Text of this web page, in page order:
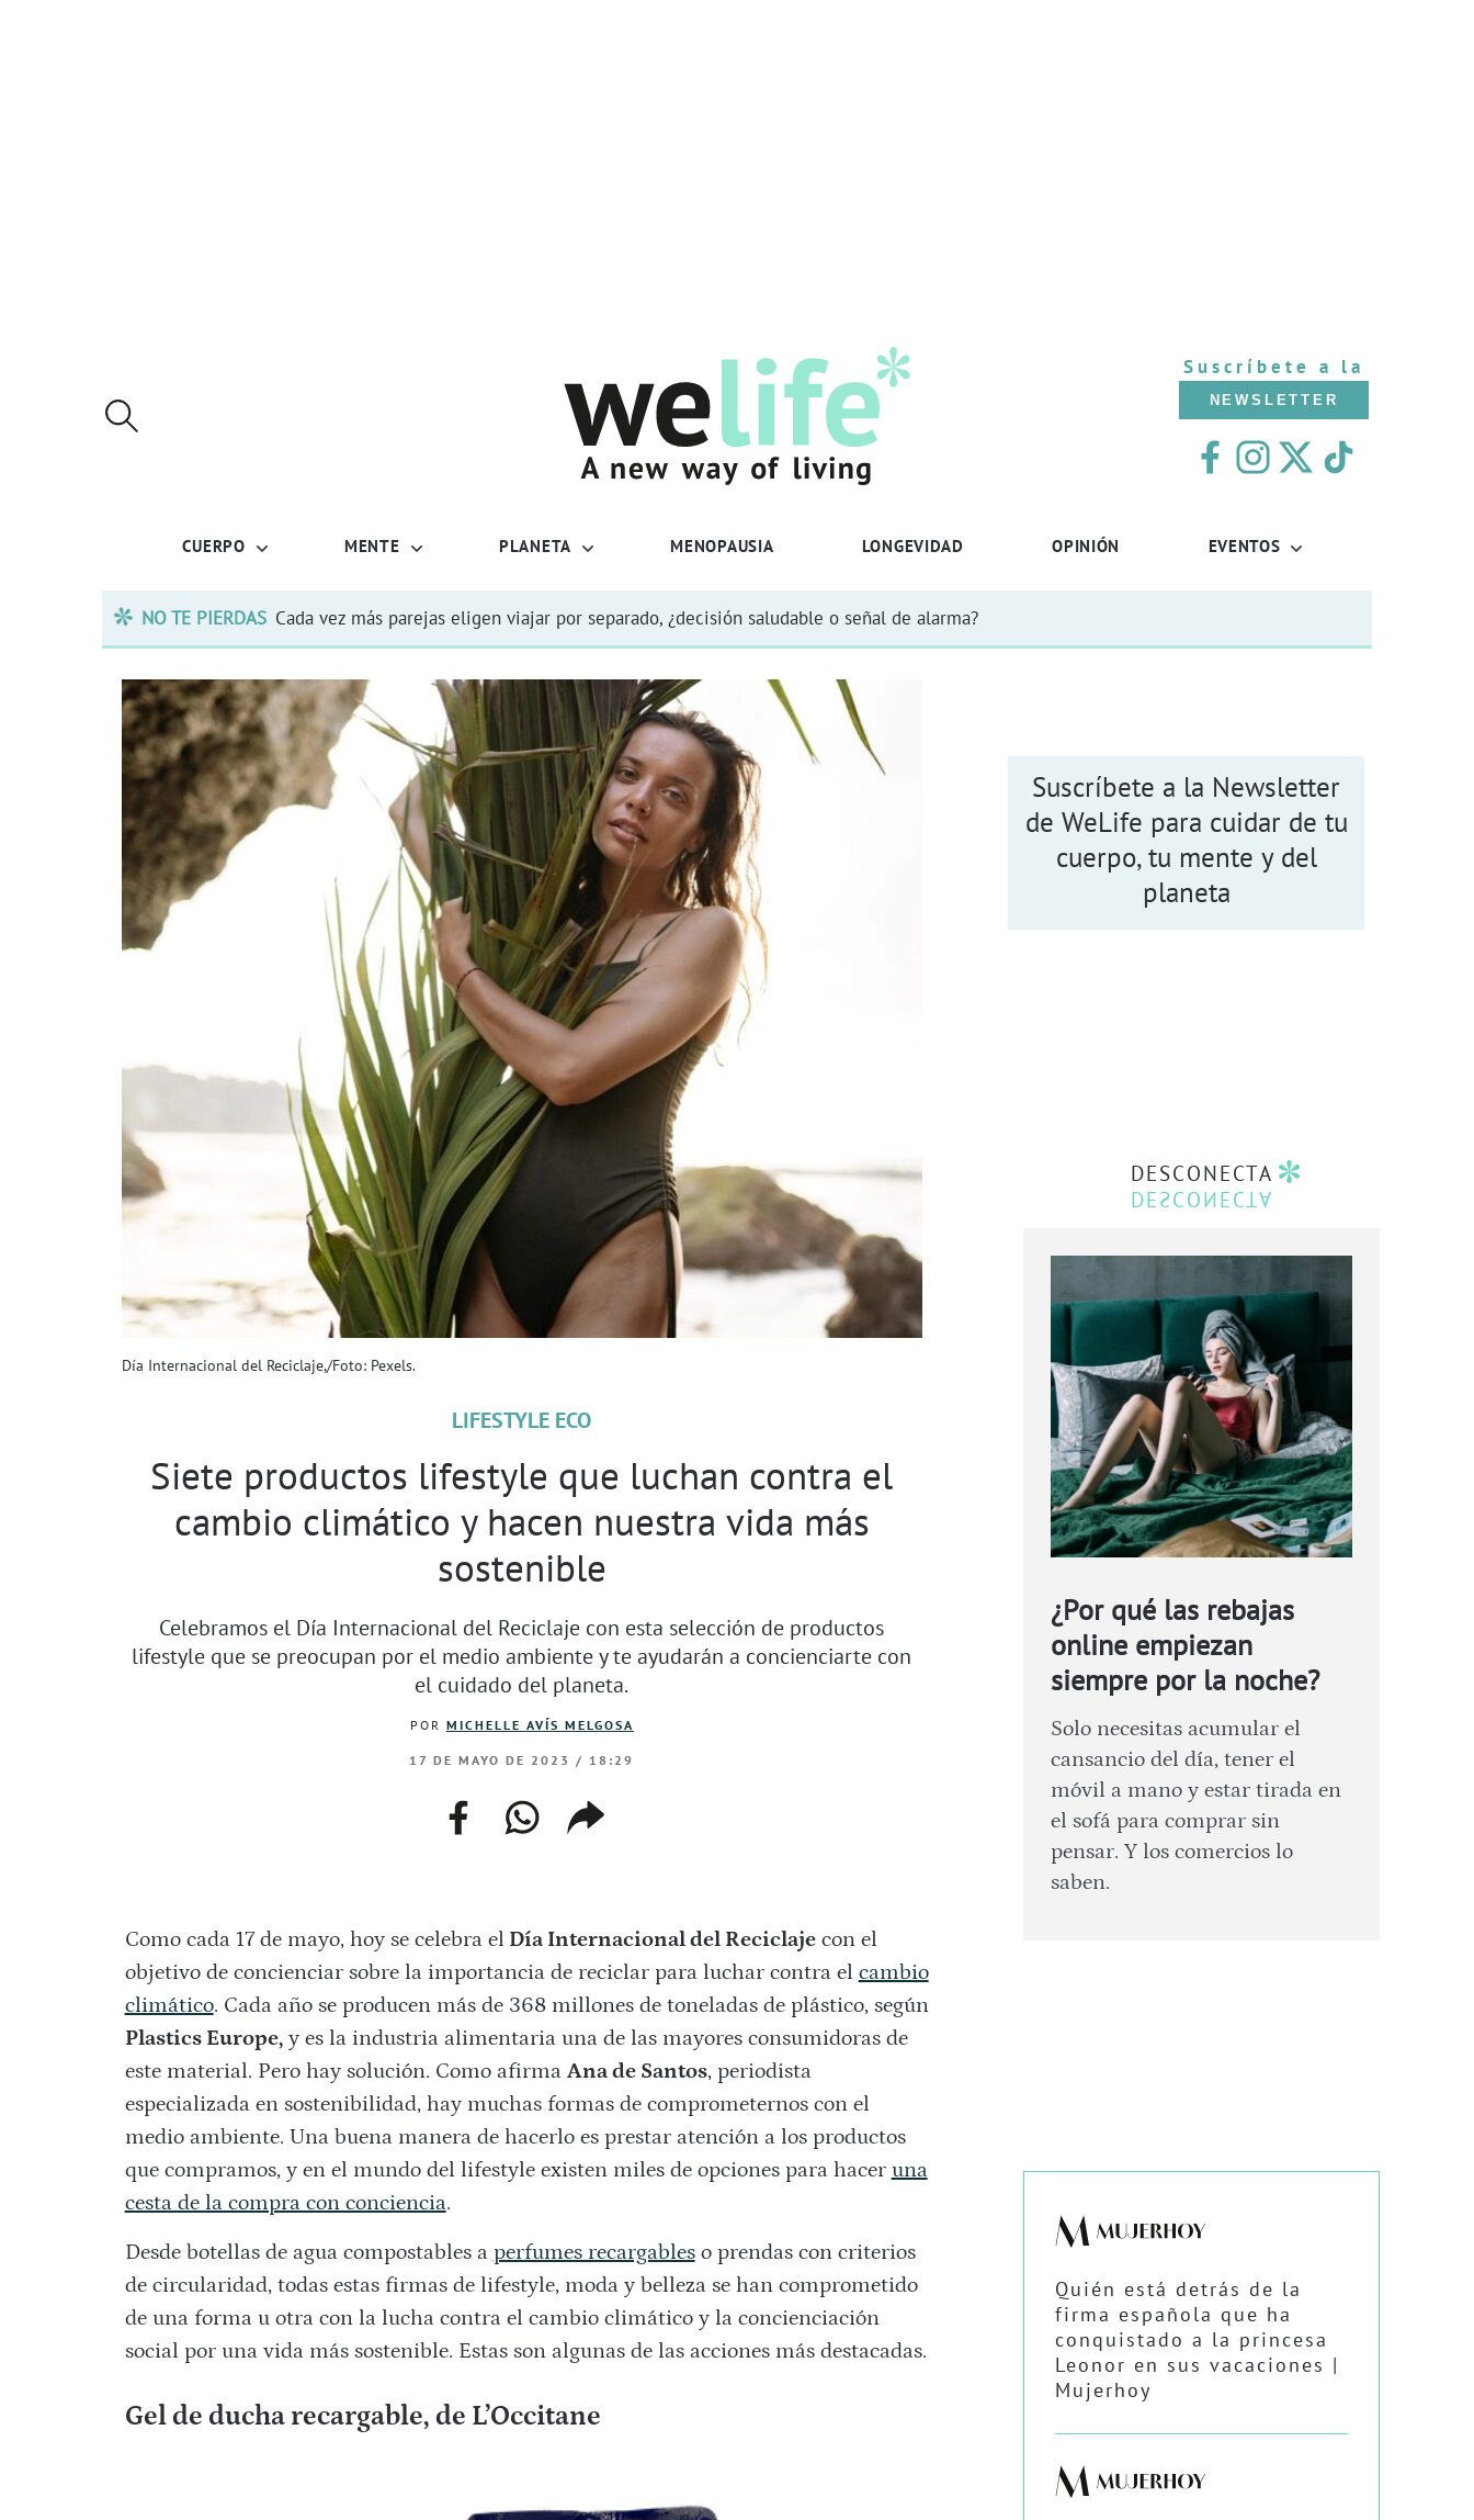
Suscríbete a la
NEWSLETTER
CUERPO MENTE PLANETA MENOPAUSIA LONGEVIDAD OPINIÓN EVENTOS
NO TE PIERDAS Cada vez más parejas eligen viajar por separado, ¿decisión saludable o señal de alarma?
Día Internacional del Reciclaje,/Foto: Pexels.
LIFESTYLE ECO
Siete productos lifestyle que luchan contra el
cambio climático y hacen nuestra vida más
sostenible
Celebramos el Día Internacional del Reciclaje con esta selección de productos
lifestyle que se preocupan por el medio ambiente y te ayudarán a concienciarte con
el cuidado del planeta.
POR MICHELLE AVÍS MELGOSA
17 DE MAYO DE 2023 / 18:29
facebookwhatsapp
web
copiar
enlace
Como cada 17 de mayo, hoy se celebra el Día Internacional del Reciclajecon el
objetivo de concienciar sobre la importancia de reciclar para luchar contra el cambio
climático. Cada año se producen más de 368 millones de toneladas de plástico, según
Plastics Europe,y es la industria alimentaria una de las mayores consumidoras de
este material. Pero hay solución. Como afirma Ana de Santos, periodista
especializada en sostenibilidad, hay muchas formas de comprometernos con el
medio ambiente. Una buena manera de hacerlo es prestar atención a los productos
que compramos, y en el mundo del lifestyle existen miles de opciones para hacer una
cesta de la compra con conciencia.
Desde botellas de agua compostables a perfumes recargableso prendas con criterios
de circularidad, todas estas firmas de lifestyle, moda y belleza se han comprometido
de una forma u otra con la lucha contra el cambio climático y la concienciación
social por una vida más sostenible. Estas son algunas de las acciones más destacadas.
Gel de ducha recargable, de L’Occitane
Suscríbete a la Newsletter
de WeLife para cuidar de tu
cuerpo, tu mente y del
planeta
DESCONECTA
¿Por qué las rebajas
online empiezan
siempre por la noche?
Solo necesitas acumular el
cansancio del día, tener el
móvil a mano y estar tirada en
el sofá para comprar sin
pensar. Y los comercios lo
saben.
Quién está detrás de la
firma española que ha
conquistado a la princesa
Leonor en sus vacaciones |
Mujerhoy